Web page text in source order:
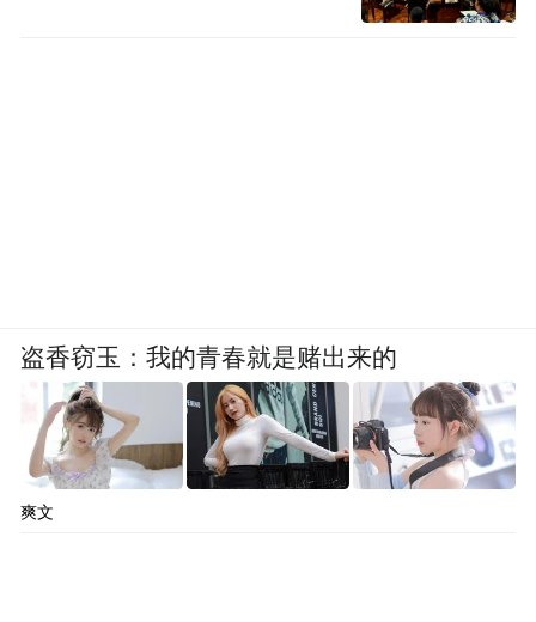
盗香窃玉：我的青春就是赌出来的
爽文